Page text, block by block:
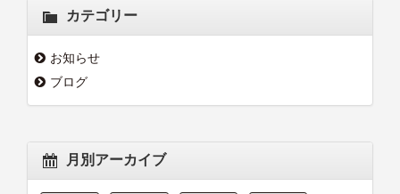
カテゴリー
お知らせ
ブログ
月別アーカイブ